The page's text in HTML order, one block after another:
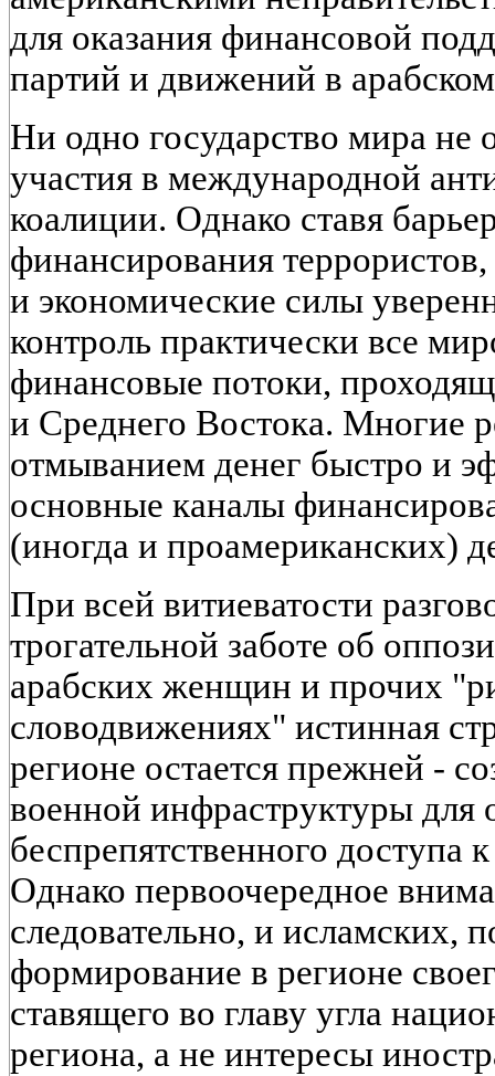
для оказания финансовой
партий и движений в
Ни одно государство мира не
участия в международной
коалиции. Однако ставя
финансирования
и экономические силы
контроль практически все
финансовые потоки,
и Среднего Востока. Многие
отмыванием денег быстро и
основные каналы
(иногда и проамериканских)
При всей витиеватости
трогательной заботе об
арабских женщин и прочих
словодвижениях" истинная
регионе остается прежней -
военной инфраструктуры для
беспрепятственного доступа
Однако первоочередное
следовательно, и исламских,
формирование в регионе
ставящего во главу угла
региона, а не интересы